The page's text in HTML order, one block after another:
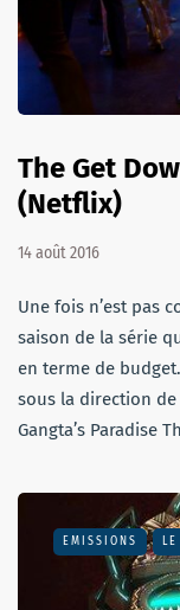
The Get
(Netflix)
14 août 2016
Une fois n’est pas
saison de la série
en terme de
sous la direction
Gangta’s Paradise
EMISSIONS